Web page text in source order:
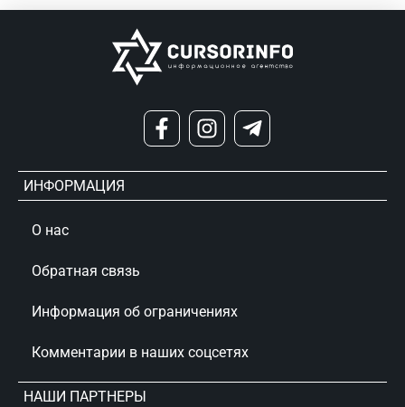
ИНФОРМАЦИЯ
О нас
Обратная связь
Информация об ограничениях
Комментарии в наших соцсетях
НАШИ ПАРТНЕРЫ